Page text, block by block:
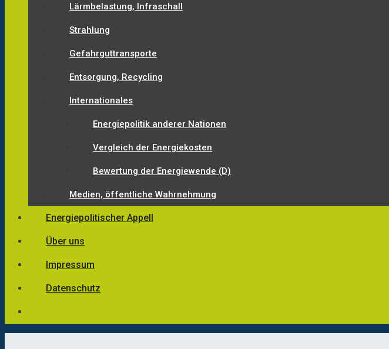
Lärmbelastung, Infraschall
Strahlung
Gefahrguttransporte
Entsorgung, Recycling
Internationales
Energiepolitik anderer Nationen
Vergleich der Energiekosten
Bewertung der Energiewende (D)
Medien, öffentliche Wahrnehmung
Energiepolitischer Appell
Über uns
Impressum
Datenschutz